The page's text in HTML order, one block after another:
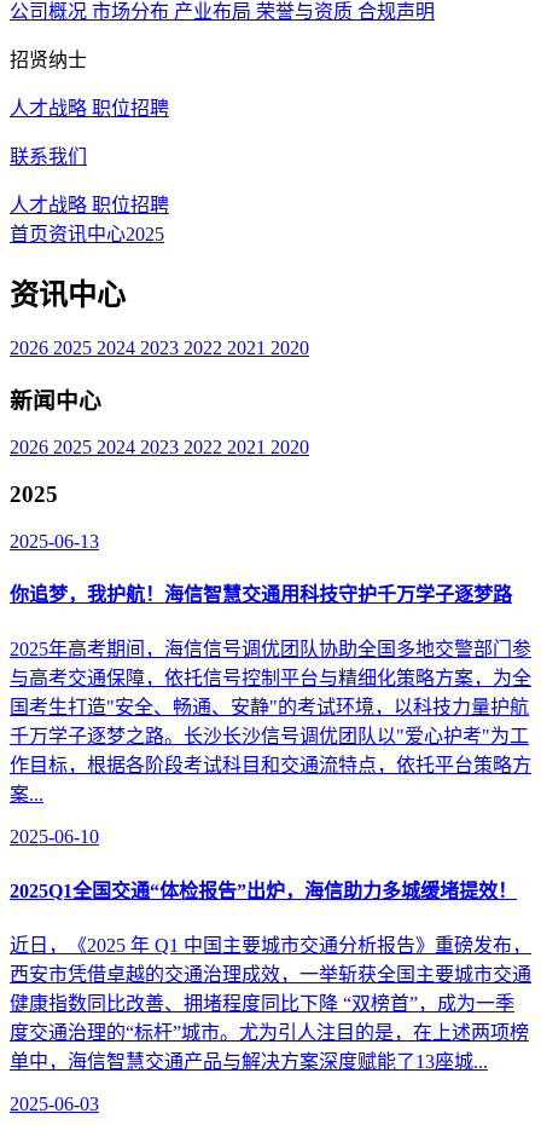
公司概况 市场分布 产业布局 荣誉与资质 合规声明
招贤纳士
人才战略 职位招聘
联系我们
人才战略 职位招聘
首页资讯中心2025
资讯中心
2026 2025 2024 2023 2022 2021 2020
新闻中心
2026 2025 2024 2023 2022 2021 2020
2025
2025-06-13
你追梦，我护航！海信智慧交通用科技守护千万学子逐梦路
2025年高考期间，海信信号调优团队协助全国多地交警部门参
与高考交通保障，依托信号控制平台与精细化策略方案，为全
国考生打造"安全、畅通、安静"的考试环境，以科技力量护航
千万学子逐梦之路。长沙长沙信号调优团队以"爱心护考"为工
作目标，根据各阶段考试科目和交通流特点，依托平台策略方
案...
2025-06-10
2025Q1全国交通“体检报告”出炉，海信助力多城缓堵提效！
近日，《2025 年 Q1 中国主要城市交通分析报告》重磅发布，
西安市凭借卓越的交通治理成效，一举斩获全国主要城市交通
健康指数同比改善、拥堵程度同比下降 “双榜首”，成为一季
度交通治理的“标杆”城市。尤为引人注目的是，在上述两项榜
单中，海信智慧交通产品与解决方案深度赋能了13座城...
2025-06-03